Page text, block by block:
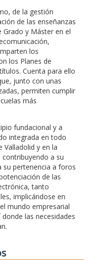
de la gestión
de las enseñanzas
y Máster en el
los
los Planes de
Cuenta para ello
junto con unas
permiten cumplir
más
fundacional y a
integrada en todo
Valladolid y en la
a su
pertenencia a foros
de las
tanto
implicándose en
mundo empresarial
las necesidades